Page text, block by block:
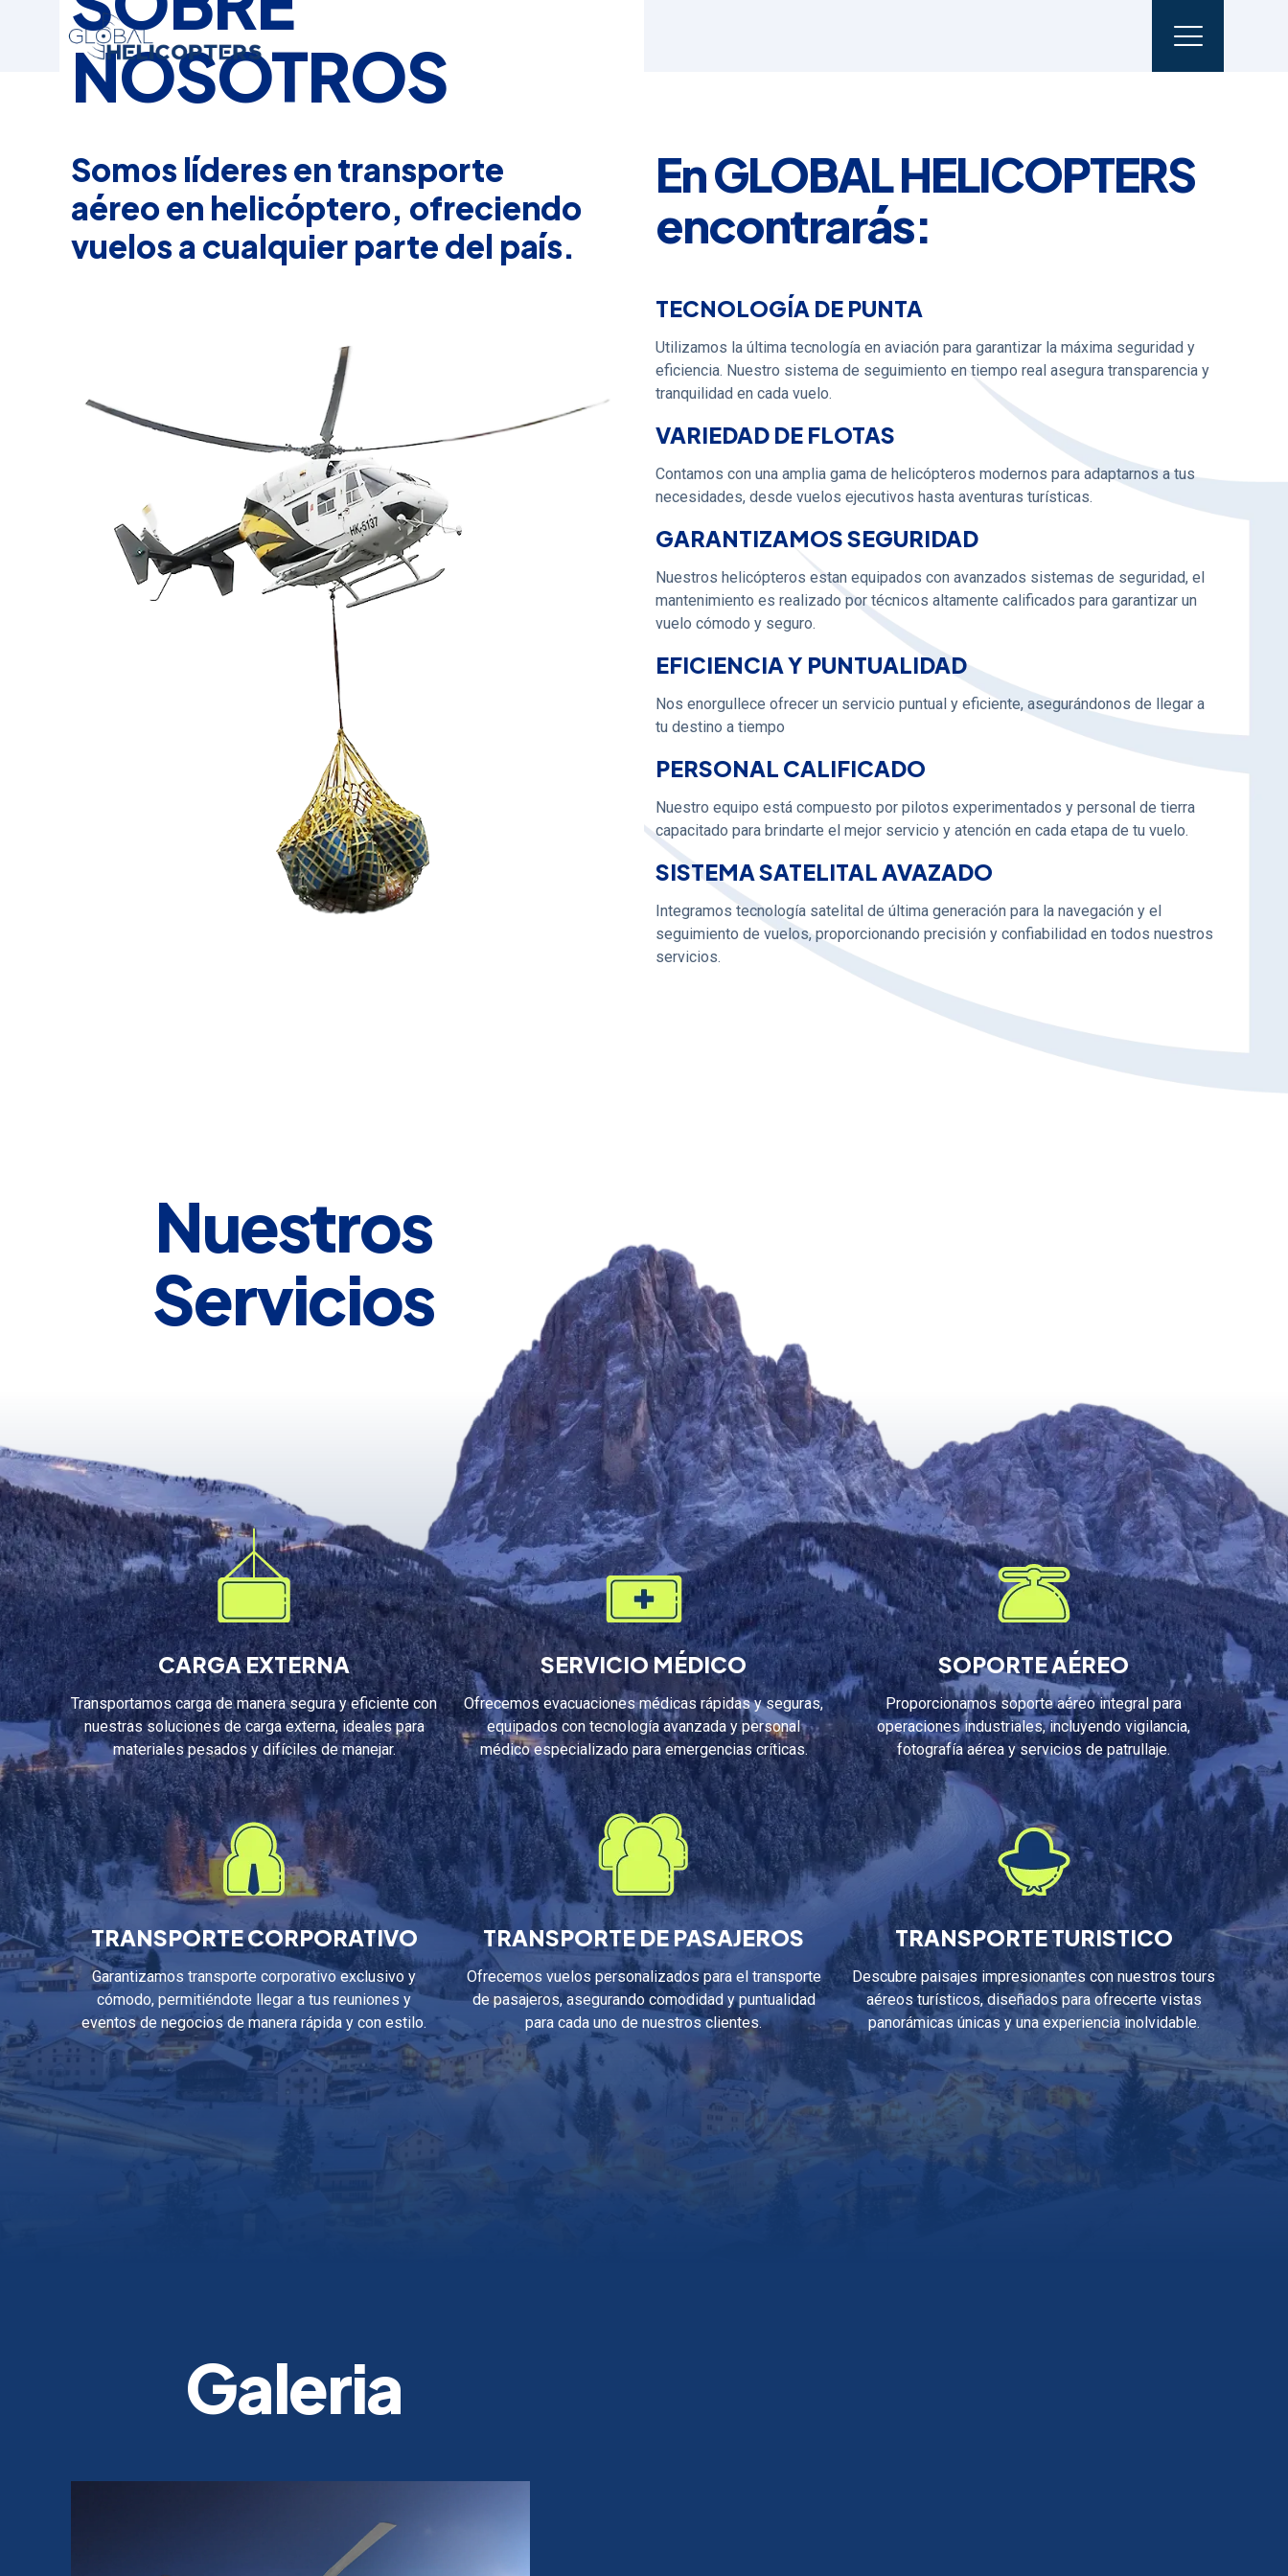
NOSOTROS
Somos líderes en transporte
aéreo en helicóptero, ofreciendo
vuelos a cualquier parte del país.
En GLOBAL HELICOPTERS
encontrarás:
TECNOLOGÍA DE PUNTA
Utilizamos la última tecnología en aviación para garantizar la máxima seguridad y
eficiencia. Nuestro sistema de seguimiento en tiempo real asegura transparencia y
tranquilidad en cada vuelo.
VARIEDAD DE FLOTAS
Contamos con una amplia gama de helicópteros modernos para adaptarnos a tus
necesidades, desde vuelos ejecutivos hasta aventuras turísticas.
GARANTIZAMOS SEGURIDAD
Nuestros helicópteros estan equipados con avanzados sistemas de seguridad, el
mantenimiento es realizado por técnicos altamente calificados para garantizar un
vuelo cómodo y seguro.
EFICIENCIA Y PUNTUALIDAD
Nos enorgullece ofrecer un servicio puntual y eficiente, asegurándonos de llegar a
tu destino a tiempo
PERSONAL CALIFICADO
Nuestro equipo está compuesto por pilotos experimentados y personal de tierra
capacitado para brindarte el mejor servicio y atención en cada etapa de tu vuelo.
SISTEMA SATELITAL AVAZADO
Integramos tecnología satelital de última generación para la navegación y el
seguimiento de vuelos, proporcionando precisión y confiabilidad en todos nuestros
servicios.
Nuestros
Servicios
CARGA EXTERNA
Transportamos carga de manera segura y eficiente con
nuestras soluciones de carga externa, ideales para
materiales pesados y difíciles de manejar.
SERVICIO MÉDICO
Ofrecemos evacuaciones médicas rápidas y seguras,
equipados con tecnología avanzada y personal
médico especializado para emergencias críticas.
SOPORTE AÉREO
Proporcionamos soporte aéreo integral para
operaciones industriales, incluyendo vigilancia,
fotografía aérea y servicios de patrullaje.
TRANSPORTE CORPORATIVO
Garantizamos transporte corporativo exclusivo y
cómodo, permitiéndote llegar a tus reuniones y
eventos de negocios de manera rápida y con estilo.
TRANSPORTE DE PASAJEROS
Ofrecemos vuelos personalizados para el transporte
de pasajeros, asegurando comodidad y puntualidad
para cada uno de nuestros clientes.
TRANSPORTE TURISTICO
Descubre paisajes impresionantes con nuestros tours
aéreos turísticos, diseñados para ofrecerte vistas
panorámicas únicas y una experiencia inolvidable.
Galeria